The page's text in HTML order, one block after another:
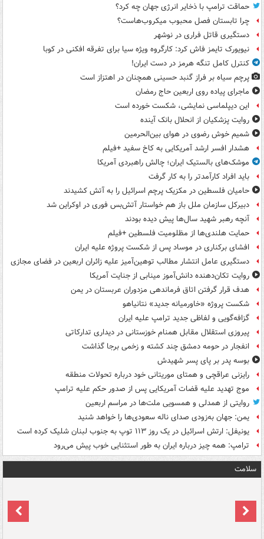
حماقت ترامپ با ذخایر انرژی جهان چه کرد؟
چرا تابستان فصل محبوب میکروب‌هاست؟
دستگیری قاتل فراری در نوشهر
نیویورک تایمز فاش کرد: کارگروه ویژه سیا برای تفرقه افکنی در کوبا
کنترل کامل تنگه هرمز در دست ایران!
پرچم سیاه بر فراز گنبد حسینی همچنان در اهتزاز است
ماجرای پیاده روی اربعین حاج رمضان
این دیپلماسی نمایشی، شکست خورده است
روایت پزشکیان از انحلال بانک آینده
شمیم خوش رضوی در هوای بین‌الحرمین
هشدار افسر ارشد آمریکایی به کاخ سفید +فیلم
موشک‌های بالستیک ایران؛ چالش راهبردی آمریکا
باید افراد کارآمدتر را به کار گرفت
حامیان فلسطین در مکزیک پرچم اسرائیل را به آتش کشیدند
دبیرکل سازمان ملل باز هم خواستار آتش‌بس فوری در اوکراین شد
آنچه رهبر شهید سال‌ها پیش دیده بودند
حمایت هلندی‌ها از مظلومیت فلسطین +فیلم
افشای برکناری در موساد پس از شکست پروژه علیه ایران
دستگیری عامل انتشار مطالب توهین‌آمیز علیه زائران اربعین در فضای مجازی
روایت تکان‌دهنده دانش‌آموز مینابی از جنایت آمریکا
هدف قرار گرفتن اتاق‌ فرماندهی مزدوران عربستان در یمن
شکست پروژه «خاورمیانه جدید» نتانیاهو
گزافه‌گویی و لفاظی جدید ترامپ علیه ایران
پیروزی استقلال مقابل همنام خوزستانی در دیداری تدارکاتی
انفجار در حومه دمشق چند کشته و زخمی برجا گذاشت
بوسه‌ پدر بر پای پسر شهیدش
رایزنی عراقچی و همتای موریتانی خود درباره تحولات منطقه
موج تهدید علیه قضات آمریکایی پس از صدور حکم علیه ترامپ
روایتی از همدلی و همسویی ملت‌ها در مراسم اربعین
یمن: جهان به‌زودی صدای ناله سعودی‌ها را خواهد شنید
یونیفل: ارتش اسرائیل در یک روز ۱۱۳ توپ به جنوب لبنان شلیک کرده است
ترامپ: همه چیز درباره ایران به طور استثنایی خوب پیش می‌رود
سلامت